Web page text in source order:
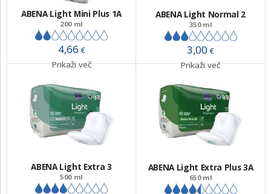
ABENA Light Mini Plus 1A
200 ml
4,66 €
Prikaži več
ABENA Light Normal 2
350 ml
3,00 €
Prikaži več
ABENA Light Extra 3
500 ml
ABENA Light Extra Plus 3A
650 ml